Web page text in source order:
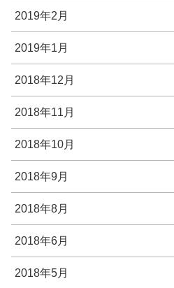
2019年2月
2019年1月
2018年12月
2018年11月
2018年10月
2018年9月
2018年8月
2018年6月
2018年5月